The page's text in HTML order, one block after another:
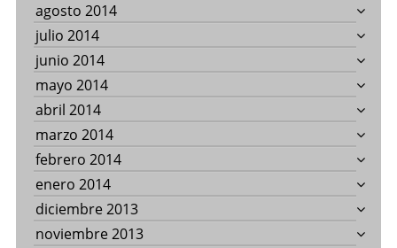
agosto 2014
julio 2014
junio 2014
mayo 2014
abril 2014
marzo 2014
febrero 2014
enero 2014
diciembre 2013
noviembre 2013